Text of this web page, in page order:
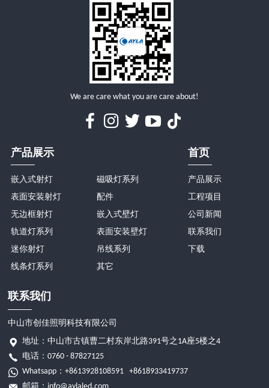
We are care what you are care about!
产品展示
嵌入式射灯
表面安装射灯
无边框射灯
轨道灯系列
迷你射灯
线条灯系列
磁吸灯系列
配件
嵌入式壁灯
表面安装壁灯
吊线系列
其它
首页
产品展示
工程项目
公司新闻
联系我们
下载
联系我们
中山市创佳照明科技有限公司
地址：中山市古镇曹二村东岸北路391号之1A座5楼之4
电话：0760 - 87827125
Whatsapp：+8613928108591
+8618933419737